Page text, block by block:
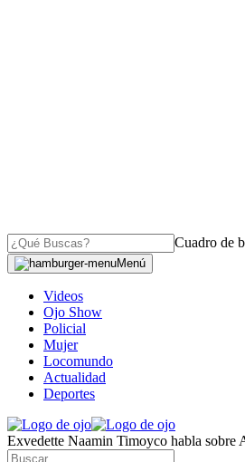
Cuadro de
Menú
Videos
Ojo Show
Policial
Mujer
Locomundo
Actualidad
Deportes
Exvedette Naamin Timoyco habla sobre